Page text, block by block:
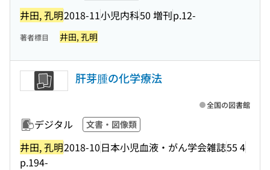
井田, 孔明2018-11小児内科50 増刊p.12-
著者標目 井田, 孔明
肝芽腫の化学療法
デジタル 文書・図像類
井田, 孔明2018-10日本小児血液・がん学会雑誌55 4
p.194-
全国の図書館